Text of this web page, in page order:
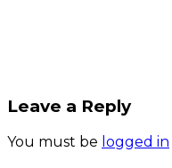
Leave a Reply
You must be logged in